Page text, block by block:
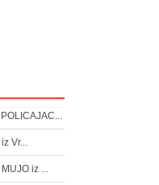
Vr...
iz ...